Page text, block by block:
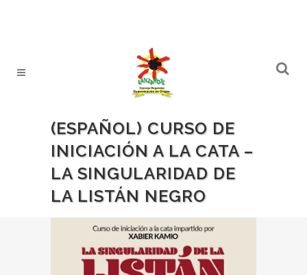
(ESPAÑOL) CURSO DE
INICIACIÓN A LA CATA –
LA SINGULARIDAD DE
LA LISTÁN NEGRO